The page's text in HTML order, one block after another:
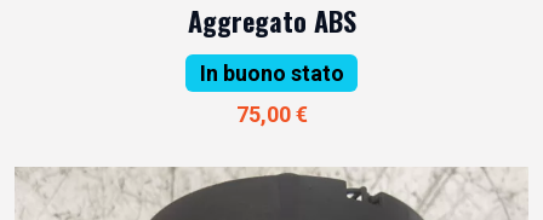
Aggregato ABS
In buono stato
75,00 €